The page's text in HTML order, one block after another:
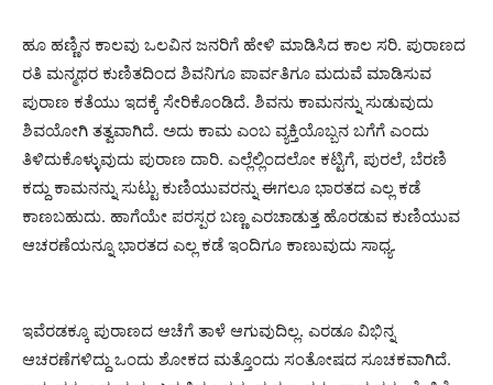
ಹೂ ಹಣ್ಣಿನ ಕಾಲವು ಒಲವಿನ ಜನರಿಗೆ ಹೇಳಿ ಮಾಡಿಸಿದ ಕಾಲ ಸರಿ. ಪುರಾಣದ
ರತಿ ಮನ್ಮಥರ ಕುಣಿತದಿಂದ ಶಿವನಿಗೂ ಪಾರ್ವತಿಗೂ ಮದುವೆ ಮಾಡಿಸುವ
ಪುರಾಣ ಕತೆಯು ಇದಕ್ಕೆ ಸೇರಿಕೊಂಡಿದೆ. ಶಿವನು ಕಾಮನನ್ನು ಸುಡುವುದು
ಶಿವಯೋಗಿ ತತ್ವವಾಗಿದೆ. ಅದು ಕಾಮ ಎಂಬ ವ್ಯಕ್ತಿಯೊಬ್ಬನ ಬಗೆಗೆ ಎಂದು
ತಿಳಿದುಕೊಳ್ಳುವುದು ಪುರಾಣ ದಾರಿ. ಎಲ್ಲೆಲ್ಲಿಂದಲೋ ಕಟ್ಟಿಗೆ, ಪುರಲೆ, ಬೆರಣಿ
ಕದ್ದು ಕಾಮನನ್ನು ಸುಟ್ಟು ಕುಣಿಯುವರನ್ನು ಈಗಲೂ ಭಾರತದ ಎಲ್ಲ ಕಡೆ
ಕಾಣಬಹುದು. ಹಾಗೆಯೇ ಪರಸ್ಪರ ಬಣ್ಣ ಎರಚಾಡುತ್ತ ಹೊರಡುವ ಕುಣಿಯುವ
ಆಚರಣೆಯನ್ನೂ ಭಾರತದ ಎಲ್ಲ ಕಡೆ ಇಂದಿಗೂ ಕಾಣುವುದು ಸಾಧ್ಯ.
ಇವೆರಡಕ್ಕೂ ಪುರಾಣದ ಆಚೆಗೆ ತಾಳೆ ಆಗುವುದಿಲ್ಲ. ಎರಡೂ ವಿಭಿನ್ನ
ಆಚರಣೆಗಳಿದ್ದು ಒಂದು ಶೋಕದ ಮತ್ತೊಂದು ಸಂತೋಷದ ಸೂಚಕವಾಗಿದೆ.